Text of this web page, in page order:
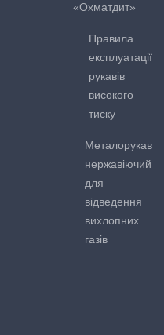
«Охматдит»
Правила
експлуатації
рукавів
високого
тиску
Металорукав
нержавіючий
для
відведення
вихлопних
газів